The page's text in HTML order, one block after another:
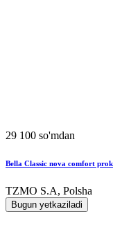
29 100 so'mdan
Bella Classic nova comfort
TZMO S.A, Polsha
Bugun yetkaziladi